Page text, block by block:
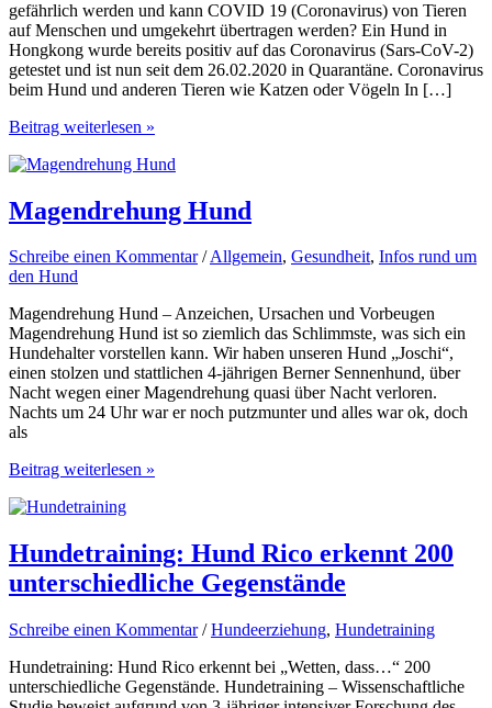
gefährlich werden und kann COVID 19 (Coronavirus) von Tieren
auf Menschen und umgekehrt übertragen werden? Ein Hund in
Hongkong wurde bereits positiv auf das Coronavirus (Sars-CoV-2)
getestet und ist nun seit dem 26.02.2020 in Quarantäne. Coronavirus
beim Hund und anderen Tieren wie Katzen oder Vögeln In […]
Coronavirus
Hund
anderen
Tieren
Beitrag weiterlesen »
Magendrehung Hund
Schreibe einen Kommentar /Allgemein, Gesundheit, Infos rund um
den Hund
Magendrehung Hund – Anzeichen, Ursachen und Vorbeugen
Magendrehung Hund ist so ziemlich das Schlimmste, was sich ein
Hundehalter vorstellen kann. Wir haben unseren Hund „Joschi“,
einen stolzen und stattlichen 4-jährigen Berner Sennenhund, über
Nacht wegen einer Magendrehung quasi über Nacht verloren.
Nachts um 24 Uhr war er noch putzmunter und alles war ok, doch
als
Magendrehung
Beitrag weiterlesen »
Hundetraining: Hund Rico erkennt 200
unterschiedliche Gegenstände
Schreibe einen Kommentar /Hundeerziehung, Hundetraining
Hundetraining: Hund Rico erkennt bei „Wetten, dass…“ 200
unterschiedliche Gegenstände. Hundetraining – Wissenschaftliche